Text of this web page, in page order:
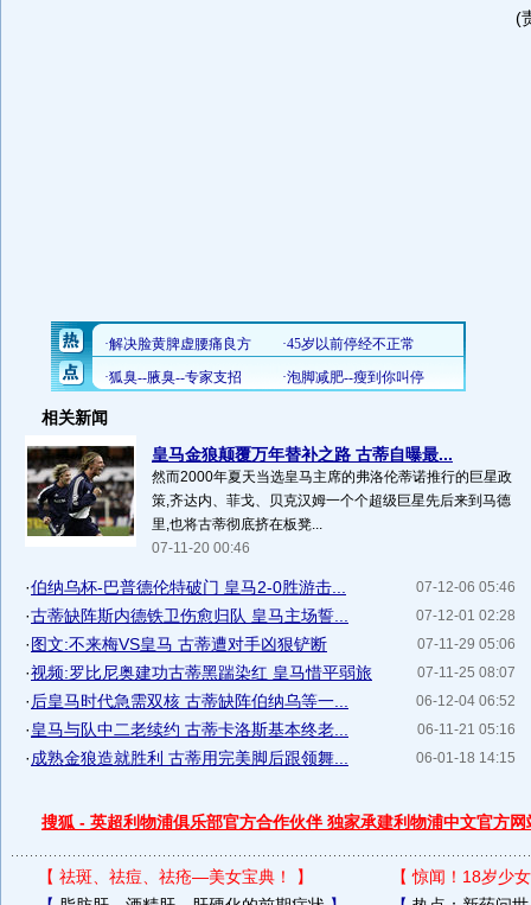
(
相关新闻
皇马金狼颠覆万年替补之路 古蒂自曝最...
然而2000年夏天当选皇马主席的弗洛伦蒂诺推行的巨星政
策,齐达内、菲戈、贝克汉姆一个个超级巨星先后来到马德
里,也将古蒂彻底挤在板凳...
07-11-20 00:46
07-12-06 05:46
·伯纳乌杯-巴普德伦特破门 皇马2-0胜游击...
07-12-01 02:28
·古蒂缺阵斯内德铁卫伤愈归队 皇马主场誓...
07-11-29 05:06
·图文:不来梅VS皇马 古蒂遭对手凶狠铲断
07-11-25 08:07
·视频:罗比尼奥建功古蒂黑踹染红 皇马惜平弱旅
06-12-04 06:52
· 后皇马时代急需双核 古蒂缺阵伯纳乌等一...
06-11-21 05:16
·皇马与队中二老续约 古蒂卡洛斯基本终老...
06-01-18 14:15
·成熟金狼造就胜利 古蒂用完美脚后跟领舞...
搜狐 - 英超利物浦俱乐部官方合作伙伴 独家承建利物浦中文官方网
【 祛斑、祛痘、祛疮—美女宝典！ 】 【惊闻！18岁少